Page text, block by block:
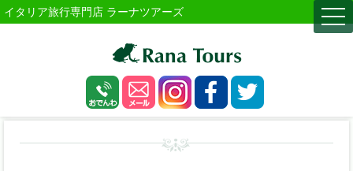
イタリア旅行専門店 ラーナツアーズ